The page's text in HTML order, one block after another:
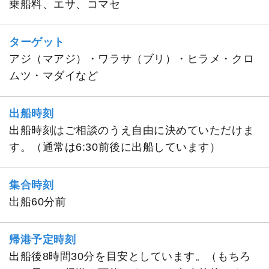
乗船料、エサ、コマセ
ターゲット
アジ（マアジ）・ワラサ（ブリ）・ヒラメ・クロ
ムツ・マダイなど
出船時刻
出船時刻はご相談のうえ自由に決めていただけま
す。（通常は6:30前後に出船しています）
集合時刻
出船60分前
帰港予定時刻
出船後8時間30分を目安としています。（もちろ